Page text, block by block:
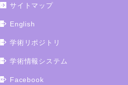
サイトマップ
English
学術リポジトリ
学術情報システム
Facebook